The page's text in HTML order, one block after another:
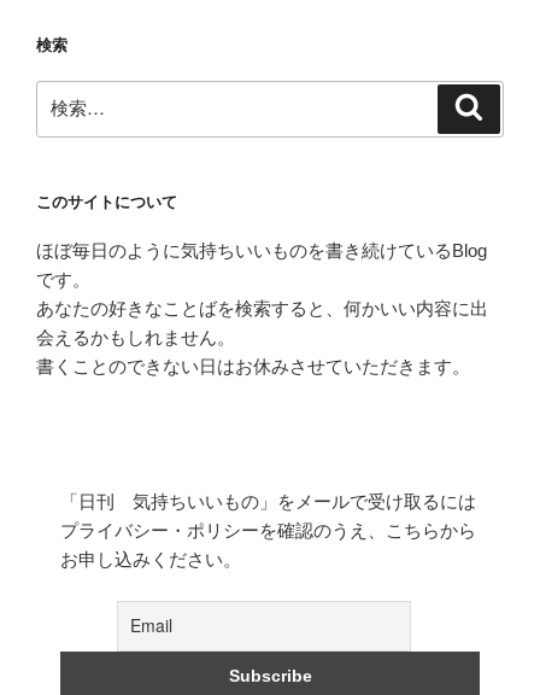
ン
検索
索:
このサイトについて
ほぼ毎日のように気持ちいいものを書き続けているBlog
です。
あなたの好きなことばを検索すると、何かいい内容に出
会えるかもしれません。
書くことのできない日はお休みさせていただきます。
「日刊 気持ちいいもの」をメールで受け取るには
プライバシー・ポリシーを確認のうえ、こちらから
お申し込みください。